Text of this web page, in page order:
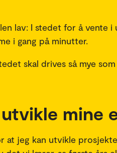
lav: I stedet for å vente i
i gang på minutter.
skal drives så mye
mine
at jeg kan utvikle